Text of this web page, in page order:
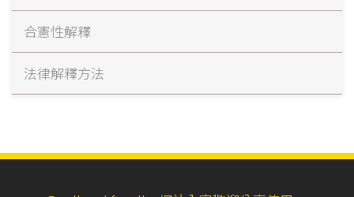
合憲性解釋
法律解釋方法